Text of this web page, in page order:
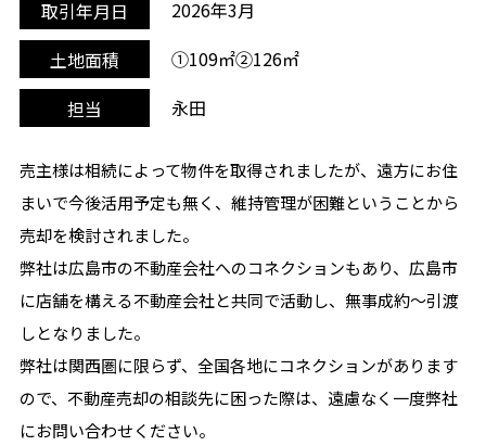
取引年月日
2026年3月
土地面積
①109㎡②126㎡
担当
永田
売主様は相続によって物件を取得されましたが、遠方にお住
まいで今後活用予定も無く、維持管理が困難ということから
売却を検討されました。
弊社は広島市の不動産会社へのコネクションもあり、広島市
に店舗を構える不動産会社と共同で活動し、無事成約～引渡
しとなりました。
弊社は関西圏に限らず、全国各地にコネクションがあります
ので、不動産売却の相談先に困った際は、遠慮なく一度弊社
にお問い合わせください。